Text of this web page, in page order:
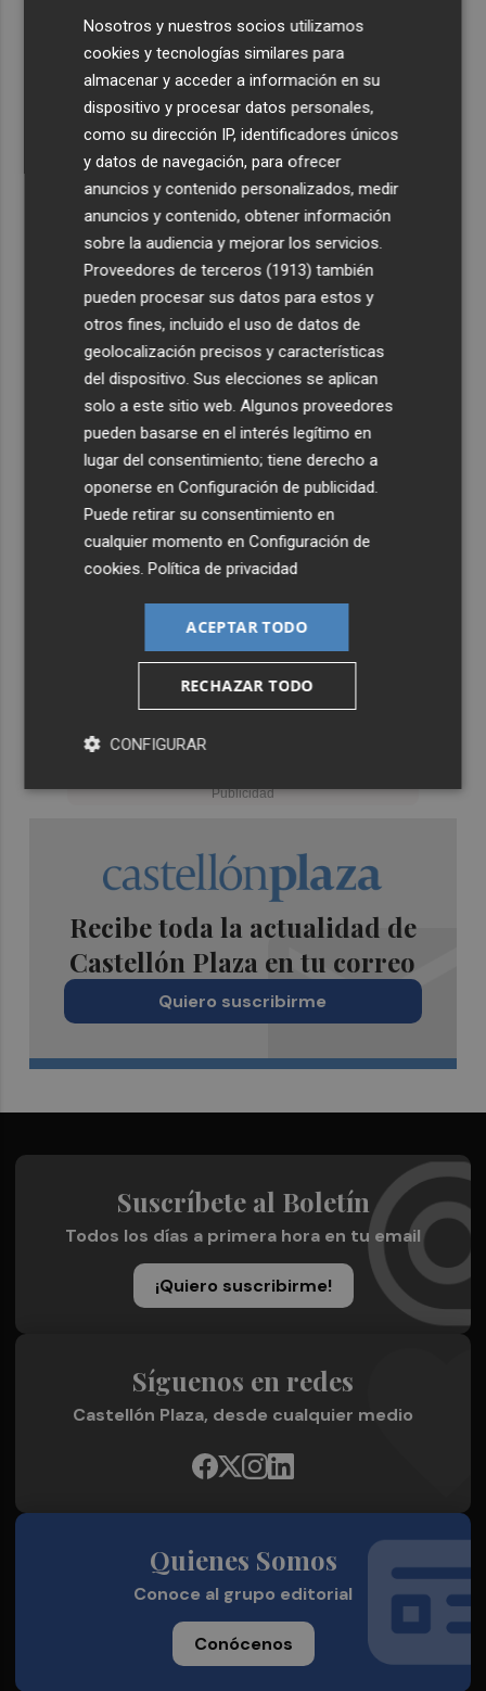
La Diputación reduce en más de dos meses el tiempo
previsto de corte de la CV-560 por las obras del puente
de Càrcer
Roig Arena estrena un festival de house de más de 10
horas con Folamour, Dan Shake o The Basement
Italia rechaza el ultimátum de España y no reevaluará la
suspensión de Schengen hasta el 15 de agosto
Leire Díez niega que su "investigación" buscara
"desestabilizar" ninguna causa "que afectara a los
intereses del PSOE"
Castelló acogerá la obra "Helios y Selene" de la
compañía Te Falta Calle: será creada para el eclipse
Recibe toda la actualidad de
Castellón Plaza en tu correo
Quiero suscribirme
Suscríbete al Boletín
Todos los días a primera hora en tu email
¡Quiero suscribirme!
Síguenos en redes
Castellón Plaza, desde cualquier medio
Quienes Somos
Conoce al grupo editorial
Conócenos
Nosotros y nuestros socios utilizamos
cookies y tecnologías similares para
almacenar y acceder a información en su
dispositivo y procesar datos personales,
como su dirección IP, identificadores únicos
y datos de navegación, para ofrecer
anuncios y contenido personalizados, medir
anuncios y contenido, obtener información
sobre la audiencia y mejorar los servicios.
Proveedores de terceros (1913) también
pueden procesar sus datos para estos y
otros fines, incluido el uso de datos de
geolocalización precisos y características
del dispositivo. Sus elecciones se aplican
solo a este sitio web. Algunos proveedores
pueden basarse en el interés legítimo en
lugar del consentimiento; tiene derecho a
oponerse enConfiguración de publicidad.
Puede retirar su consentimiento en
cualquier momento enConfiguración de
cookies.Política de privacidad
ACEPTAR TODO
RECHAZAR TODO
CONFIGURAR